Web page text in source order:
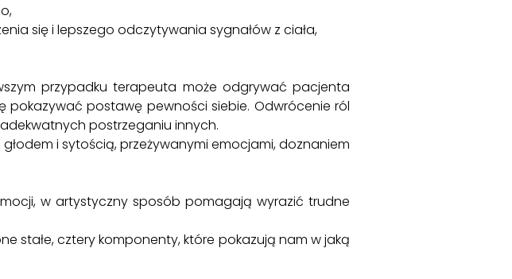
się i lepszego odczytywania sygnałów z ciała,
przypadku terapeuta może odgrywać pacjenta
postawę pewności siebie. Odwrócenie ról
postrzeganiu innych.
i sytością, przeżywanymi emocjami, doznaniem
w artystyczny sposób pomagają wyrazić trudne
stałe, cztery komponenty, które pokazują nam w jaką